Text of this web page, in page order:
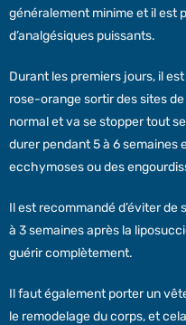
généralement minime et il est
d’analgésiques puissants.
Durant les premiers jours, il
rose-orange sortir des sites
normal et va se stopper tout
durer pendant 5 à 6 semaines
ecchymoses ou des
Il est recommandé d’éviter
à 3 semaines après la
guérir complètement.
Il faut également porter un
le remodelage du corps, et